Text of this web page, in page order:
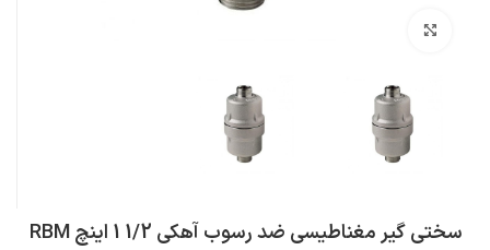
سختی گیر مغناطیسی ضد رسوب آهکی 1/2 1 اینچ RBM